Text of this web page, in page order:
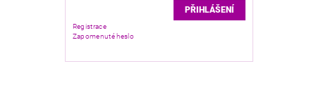
Registrace
Zapomenuté heslo